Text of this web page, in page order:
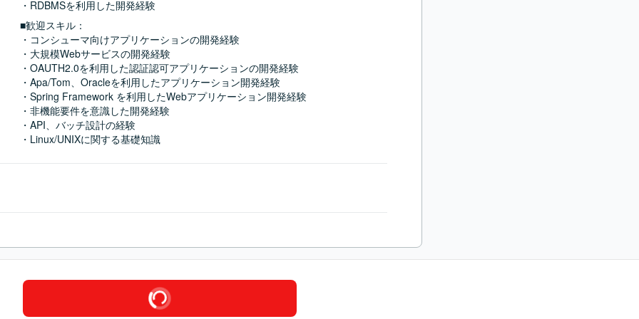
・RDBMSを利用した開発経験
■歓迎スキル：
・コンシューマ向けアプリケーションの開発経験
・大規模Webサービスの開発経験
・OAUTH2.0を利用した認証認可アプリケーションの開発経験
・Apa/Tom、Oracleを利用したアプリケーション開発経験
・Spring Framework を利用したWebアプリケーション開発経験
・非機能要件を意識した開発経験
・API、バッチ設計の経験
・Linux/UNIXに関する基礎知識